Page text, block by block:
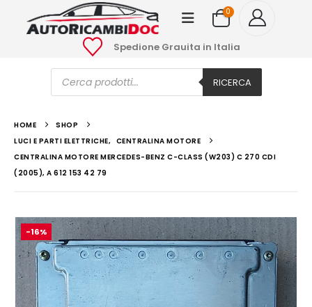
0
Spedione Grauita in Italia
Ricerca
prodotti RICERCA
HOME
SHOP
LUCI E PARTI ELETTRICHE, CENTRALINA MOTORE
CENTRALINA MOTORE MERCEDES-BENZ C-CLASS (W203) C 270 CDI
(2005), A 612 153 42 79
-16%